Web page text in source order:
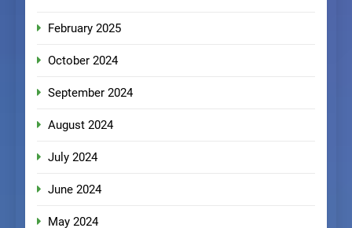
February 2025
October 2024
September 2024
August 2024
July 2024
June 2024
May 2024